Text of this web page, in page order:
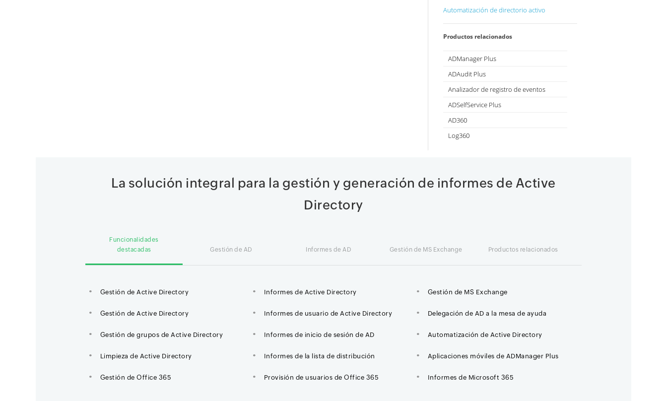
Automatización de directorio activo
Productos relacionados
ADManager Plus
Administración e informes de Active Directory
ADAudit Plus
Auditoría de Active Directory en tiempo real y UBA
Analizador de registro de eventos
Informes y análisis de registros en tiempo real
ADSelfService Plus
AD360
Log360
La solución integral para la gestión y generación de informes de Active
Directory
Funcionalidades
destacadas
Gestión de AD Informes de AD Gestión de MS Exchange Productos relacionados
Gestión de Active Directory
Gestión de Active Directory
Gestión de grupos de Active Directory
Limpieza de Active Directory
Gestión de Office 365
Informes de Active Directory
Informes de usuario de Active Directory
Informes de inicio de sesión de AD
Informes de la lista de distribución
Provisión de usuarios de Office 365
Gestión de MS Exchange
Delegación de AD a la mesa de ayuda
Automatización de Active Directory
Aplicaciones móviles de ADManager Plus
Informes de Microsoft 365